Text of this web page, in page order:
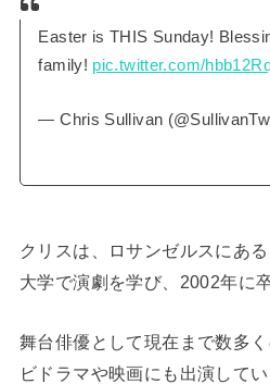
Easter is THIS Sunday!
family! pic.twitter.com/
— Chris Sullivan
クリスは、ロサンゼルスにあ
大学で演劇を学び、2002年に卒
舞台俳優として現在まで数多
ビドラマや映画にも出演してい